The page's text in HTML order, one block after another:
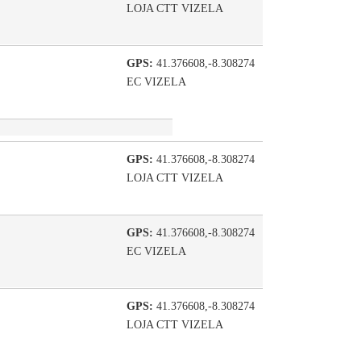
LOJA CTT VIZELA
GPS: 41.376608,-8.308274
EC VIZELA
GPS: 41.376608,-8.308274
LOJA CTT VIZELA
GPS: 41.376608,-8.308274
EC VIZELA
GPS: 41.376608,-8.308274
LOJA CTT VIZELA